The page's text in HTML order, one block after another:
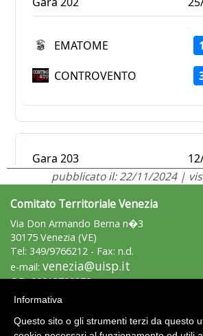
pubblicato il: 22/11/2024 |
Comitato Territoriale Venezia
Via Don Armando Berna n�3
30175 Venezia (VE)
Tel: 349/9766212 - Fax: n.d.
e-mail: venezia@uisp.it
C.F.: 90018700279
Area Riservata 2.0
Informativa
Questo sito o gli strumenti terzi da questo